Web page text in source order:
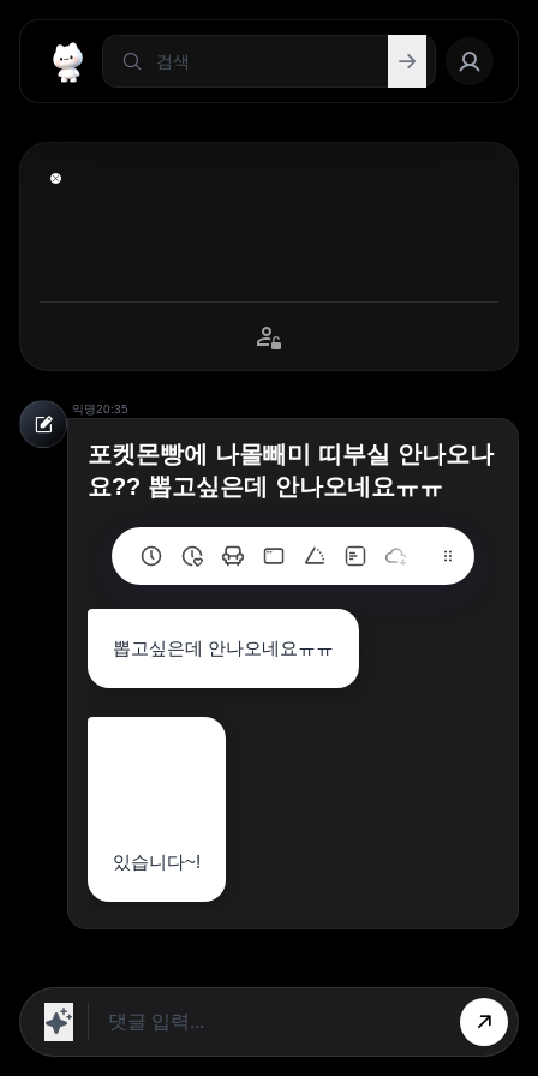
익명20:35
포켓몬빵에 나몰빼미 띠부실 안나오나
요?? 뽑고싶은데 안나오네요ㅠㅠ
뽑고싶은데 안나오네요ㅠㅠ
있습니다~!